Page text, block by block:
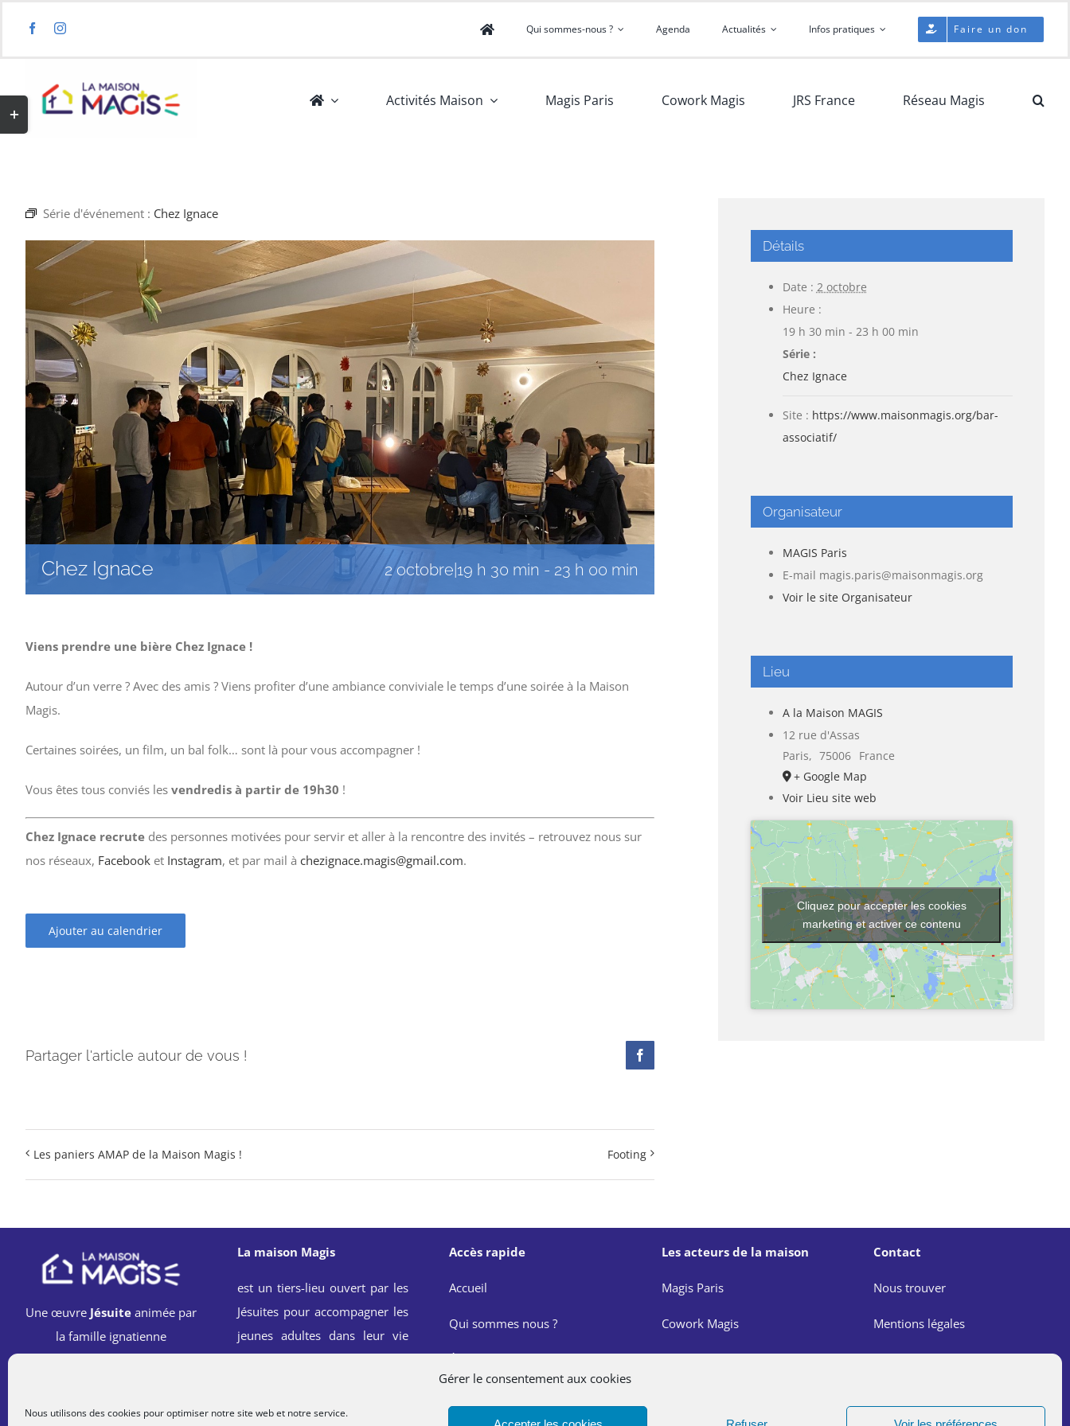
Gérer le consentement aux cookies
Nous utilisons des cookies pour optimiser notre site web et notre service.
Qui sommes-nous ? Agenda Actualités Infos pratiques Faire un don
Activités Maison Magis Paris Cowork Magis JRS France Réseau Magis
Série d'événement : Chez Ignace
Chez Ignace 2 octobre|19 h 30 min - 23 h 00 min
Viens prendre une bière Chez Ignace !
Autour d’un verre ? Avec des amis ? Viens profiter d’une ambiance conviviale le temps d’une soirée à la Maison
Magis.
Certaines soirées, un film, un bal folk… sont là pour vous accompagner !
Vous êtes tous conviés les vendredis à partir de 19h30 !
Chez Ignace recrute des personnes motivées pour servir et aller à la rencontre des invités – retrouvez nous sur
nos réseaux, Facebook et Instagram, et par mail à chezignace.magis@gmail.com.
Ajouter au calendrier
Partager l'article autour de vous ! Facebook
Les paniers AMAP de la Maison Magis ! Footing
Détails
Date : 2 octobre
Heure :
19 h 30 min - 23 h 00 min
Série :
Chez Ignace
Site : https://www.maisonmagis.org/bar-
associatif/
Organisateur
MAGIS Paris
E-mail magis.paris@maisonmagis.org
Voir le site Organisateur
Lieu
A la Maison MAGIS
12 rue d'Assas
Paris, 75006 France
+ Google Map
Voir Lieu site web
Cliquez pour accepter les cookies
marketing et activer ce contenu
Une œuvre Jésuiteanimée par
la famille ignatienne
La maison Magis
est un tiers-lieu ouvert par les
Jésuites pour accompagner les
jeunes adultes dans leur vie
spirituelle, professionnelle et
Ignace.
Accès rapide
Accueil
Qui sommes nous ?
Événements
Les acteurs de la maison
Magis Paris
Cowork Magis
JRS France
Contact
Nous trouver
Mentions légales
Politique de confidentialité
l’Église
Toggle
Sliding